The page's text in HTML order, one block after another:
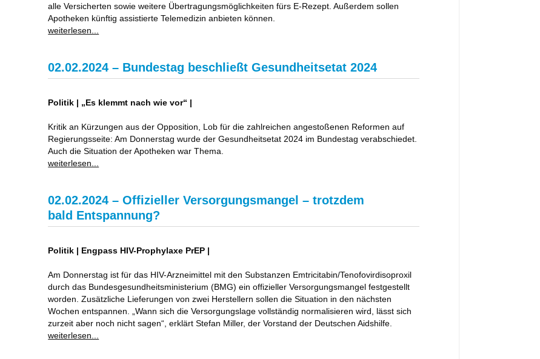
alle Versicherten sowie weitere Übertragungsmöglichkeiten fürs E-Rezept. Außerdem sollen
Apotheken künftig assistierte Telemedizin anbieten können.
weiterlesen...
02.02.2024 – Bundestag beschließt Gesundheitsetat 2024
Politik | „Es klemmt nach wie vor“ |
Kritik an Kürzungen aus der Opposition, Lob für die zahlreichen angestoßenen Reformen auf
Regierungsseite: Am Donnerstag wurde der Gesundheitsetat 2024 im Bundestag verabschiedet.
Auch die Situation der Apotheken war Thema.
weiterlesen...
02.02.2024 – Offizieller Versorgungsmangel – trotzdem
bald Entspannung?
Politik | Engpass HIV-Prophylaxe PrEP |
Am Donnerstag ist für das HIV-Arzneimittel mit den Substanzen Emtricitabin/Tenofovirdisoproxil
durch das Bundesgesundheitsministerium (BMG) ein offizieller Versorgungsmangel festgestellt
worden. Zusätzliche Lieferungen von zwei Herstellern sollen die Situation in den nächsten
Wochen entspannen. „Wann sich die Versorgungslage vollständig normalisieren wird, lässt sich
zurzeit aber noch nicht sagen“, erklärt Stefan Miller, der Vorstand der Deutschen Aidshilfe.
weiterlesen...